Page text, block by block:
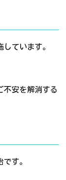
ています。
不安を解消する
す。